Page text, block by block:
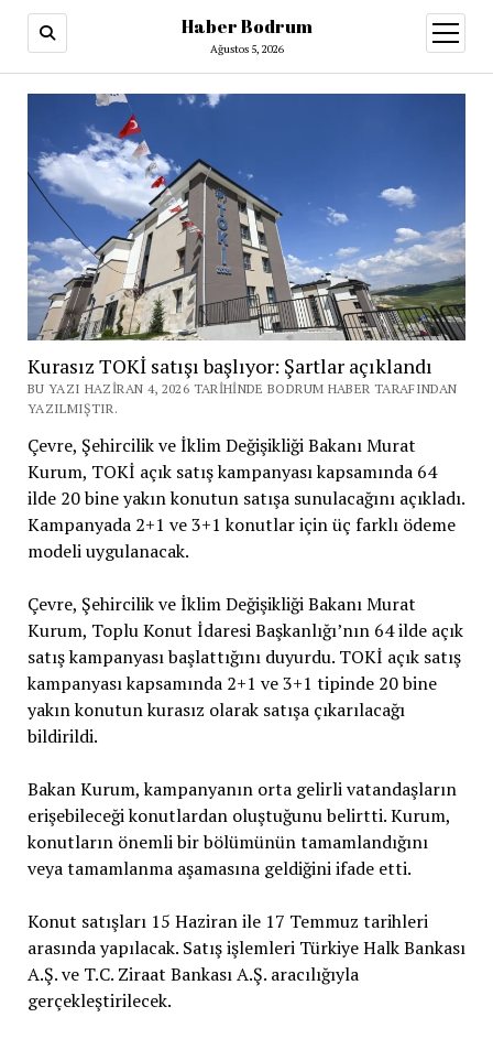
Haber Bodrum
Ağustos 5, 2026
aç
Kurasız TOKİ satışı başlıyor: Şartlar açıklandı
BU YAZI HAZIRAN 4, 2026 TARIHINDE BODRUM HABER TARAFINDAN
YAZILMIŞTIR.
Çevre, Şehircilik ve İklim Değişikliği Bakanı Murat
Kurum, TOKİ açık satış kampanyası kapsamında 64
ilde 20 bine yakın konutun satışa sunulacağını açıkladı.
Kampanyada 2+1 ve 3+1 konutlar için üç farklı ödeme
modeli uygulanacak.
Çevre, Şehircilik ve İklim Değişikliği Bakanı Murat
Kurum, Toplu Konut İdaresi Başkanlığı’nın 64 ilde açık
satış kampanyası başlattığını duyurdu. TOKİ açık satış
kampanyası kapsamında 2+1 ve 3+1 tipinde 20 bine
yakın konutun kurasız olarak satışa çıkarılacağı
bildirildi.
Bakan Kurum, kampanyanın orta gelirli vatandaşların
erişebileceği konutlardan oluştuğunu belirtti. Kurum,
konutların önemli bir bölümünün tamamlandığını
veya tamamlanma aşamasına geldiğini ifade etti.
Konut satışları 15 Haziran ile 17 Temmuz tarihleri
arasında yapılacak. Satış işlemleri Türkiye Halk Bankası
A.Ş. ve T.C. Ziraat Bankası A.Ş. aracılığıyla
gerçekleştirilecek.